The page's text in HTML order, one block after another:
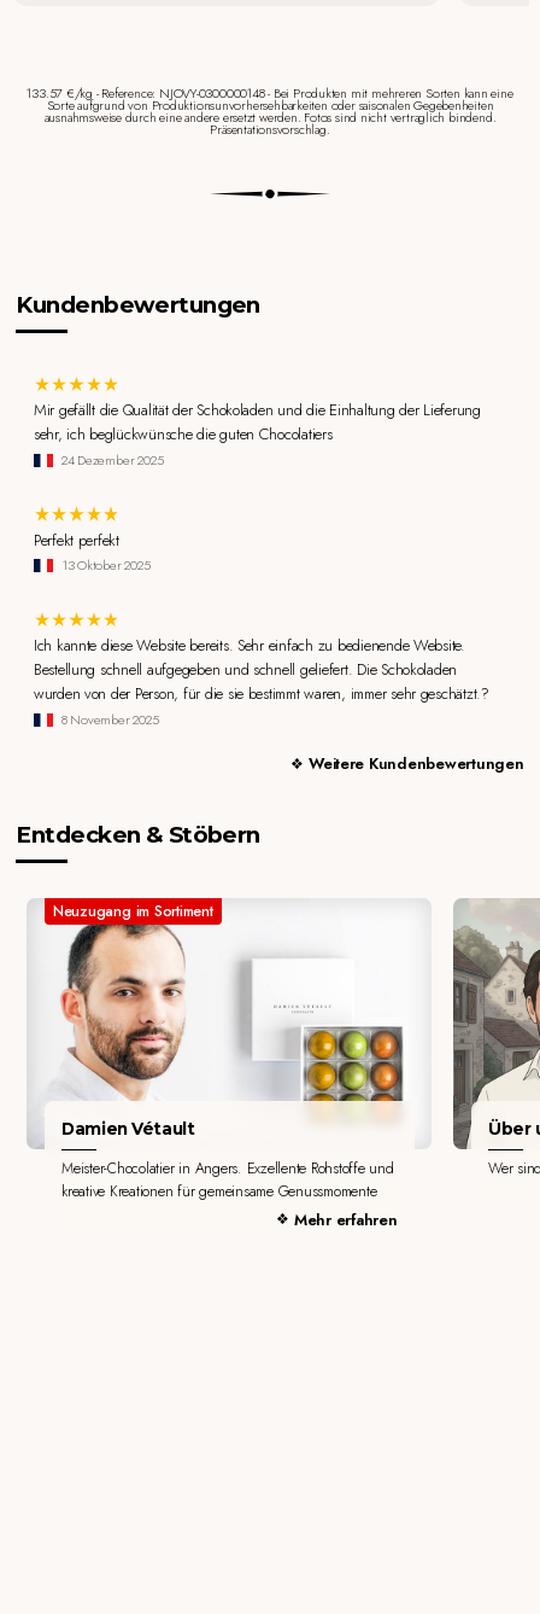
133.57 €/kg - Reference: NJOVY-0300000148 - Bei Produkten mit mehreren Sorten kann eine
Sorte aufgrund von Produktionsunvorhersehbarkeiten oder saisonalen Gegebenheiten
ausnahmsweise durch eine andere ersetzt werden. Fotos sind nicht vertraglich bindend.
Präsentationsvorschlag.
Kundenbewertungen
Mir gefällt die Qualität der Schokoladen und die Einhaltung der Lieferung
sehr, ich beglückwünsche die guten Chocolatiers
24 Dezember 2025
Perfekt perfekt
13 Oktober 2025
Ich kannte diese Website bereits. Sehr einfach zu bedienende Website.
Bestellung schnell aufgegeben und schnell geliefert. Die Schokoladen
wurden von der Person, für die sie bestimmt waren, immer sehr geschätzt.?
8 November 2025
Weitere Kundenbewertungen
Entdecken & Stöbern
Neuzugang im Sortiment
Damien Vétault
Meister-Chocolatier in Angers. Exzellente Rohstoffe und
kreative Kreationen für gemeinsame Genussmomente
Mehr erfahren
Über
Wer